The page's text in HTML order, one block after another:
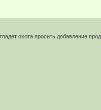
охота просить добавление